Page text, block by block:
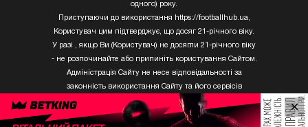
одного) року.
Приступаючи до використання https://footballhub.ua,
Користувач цим підтверджує, що досяг 21-річного віку.
У разі , якщо Ви (Користувач) не досягли 21-річного віку
- не розпочинайте або припиніть користування Сайтом.
Адміністрація Сайту не несе відповідальності за
законність використання Сайту та його сервісів
Користувачем, який не досяг 21-річного віку.
×